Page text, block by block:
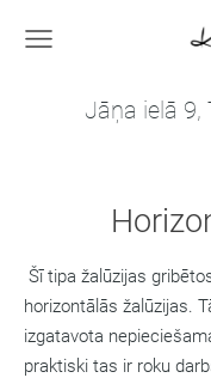
Jāņa ielā 9,
Šī tipa žalūzijas
horizontālās žalūzijas.
izgatavota
praktiski tas ir roku